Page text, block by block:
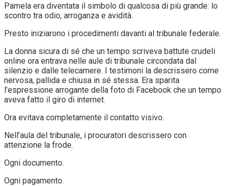
Pamela era diventata il simbolo di qualcosa di più grande: lo
scontro tra odio, arroganza e avidità.
Presto iniziarono i procedimenti davanti al tribunale federale.
La donna sicura di sé che un tempo scriveva battute crudeli
online ora entrava nelle aule di tribunale circondata dal
silenzio e dalle telecamere. I testimoni la descrissero come
nervosa, pallida e chiusa in sé stessa. Era sparita
l’espressione arrogante della foto di Facebook che un tempo
aveva fatto il giro di internet.
Ora evitava completamente il contatto visivo.
Nell’aula del tribunale, i procuratori descrissero con
attenzione la frode.
Ogni documento.
Ogni pagamento.